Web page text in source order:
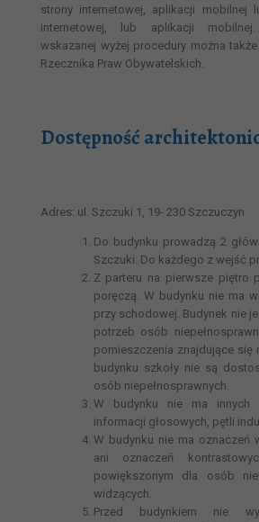
strony internetowej, aplikacji mobilnej
internetowej, lub aplikacji
wskazanej wyżej procedury można
Rzecznika Praw Obywatelskich.
Dostępność
Adres: ul. Szczuki 1, 19- 230 Szczuczyn
Do budynku prowadzą 2
Szczuki. Do każdego z wejść
Z parteru na pierwsze piętro
poręczą. W budynku nie ma
przy schodowej. Budynek nie
potrzeb osób
pomieszczenia znajdujące się
budynku szkoły nie są
osób niepełnosprawnych.
W budynku nie ma innych
informacji głosowych, pętli
W budynku nie ma oznaczeń
ani oznaczeń
powiększonym dla osób
widzących.
Przed budynkiem nie